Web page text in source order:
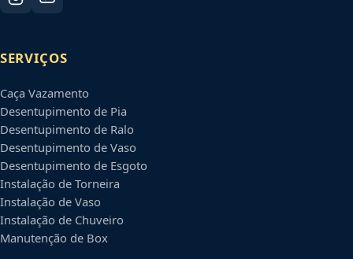
SERVIÇOS
Caça Vazamento
Desentupimento de Pia
Desentupimento de Ralo
Desentupimento de Vaso
Desentupimento de Esgoto
Instalação de Torneira
Instalação de Vaso
Instalação de Chuveiro
Manutenção de Box